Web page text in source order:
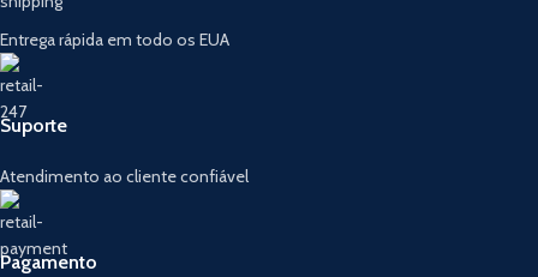
Entrega rápida em todo os EUA
Suporte
Atendimento ao cliente confiável
Pagamento